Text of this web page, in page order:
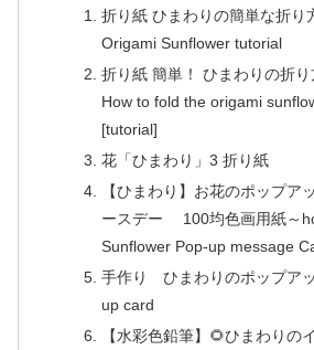
折り紙 ひまわりの簡単な折り
Origami Sunflower tutorial
折り紙 簡単！ ひまわりの折
How to fold the origami
[tutorial]
花「ひまわり」3 折り紙
【ひまわり】お花のポップア
ースデー 100均色画用紙～
Sunflower Pop-up message
手作り ひまわりのポップア
up card
【水彩色鉛筆】🌻ひまわりの